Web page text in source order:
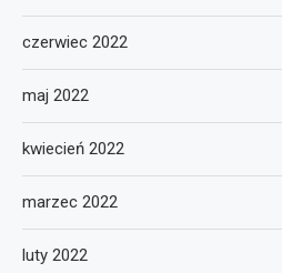
czerwiec 2022
maj 2022
kwiecień 2022
marzec 2022
luty 2022